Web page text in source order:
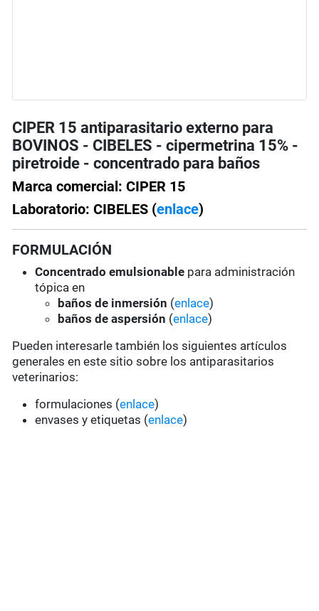
CIPER 15 antiparasitario externo para
BOVINOS - CIBELES - cipermetrina 15% -
piretroide - concentrado para baños
Marca comercial: CIPER 15
Laboratorio: CIBELES (enlace)
FORMULACIÓN
Concentrado emulsionable para administración
tópica en
baños de inmersión (enlace)
baños de aspersión (enlace)
Pueden interesarle también los siguientes artículos
generales en este sitio sobre los antiparasitarios
veterinarios:
formulaciones (enlace)
envases y etiquetas (enlace)